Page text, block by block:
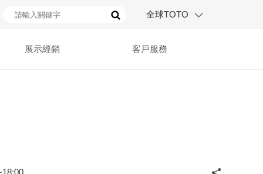
全球TOTO
展示經銷 客戶服務